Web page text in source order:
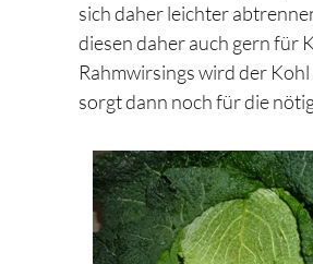
sich daher leichter
diesen daher auch gern für
Rahmwirsings wird der
sorgt dann noch für die